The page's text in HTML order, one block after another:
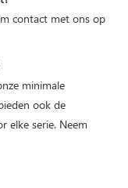
contact met ons op
minimale
ook de
elke serie. Neem